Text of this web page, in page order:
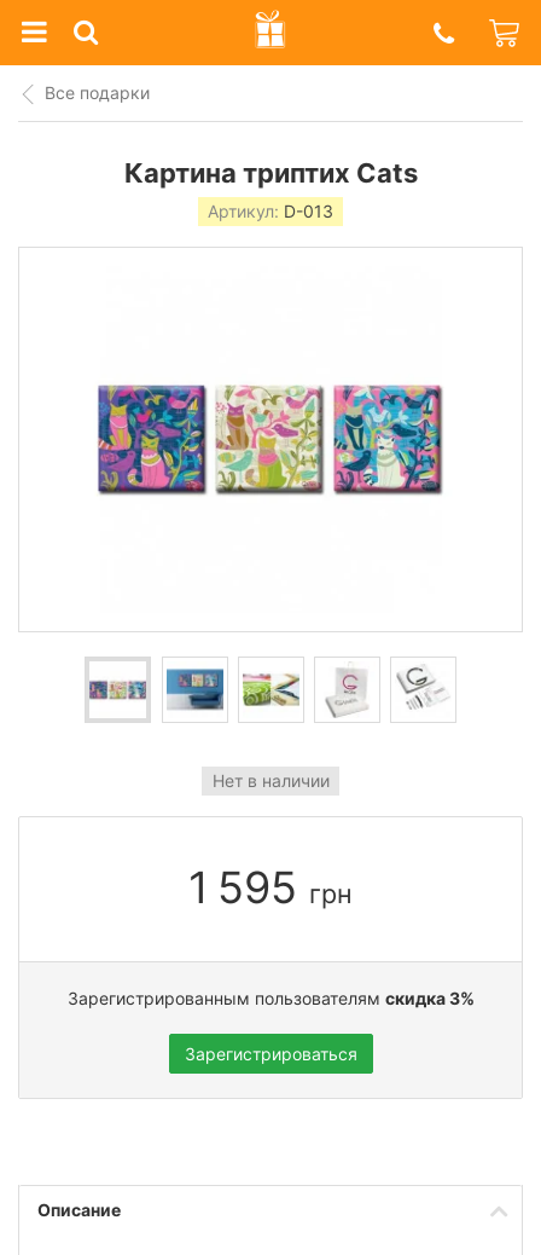
Prazdnik
Shop
Все подарки
Картина триптих Cats
Артикул: D-013
Нет в наличии
1 595 грн
Зарегистрированным пользователям скидка 3%
Зарегистрироваться
Описание